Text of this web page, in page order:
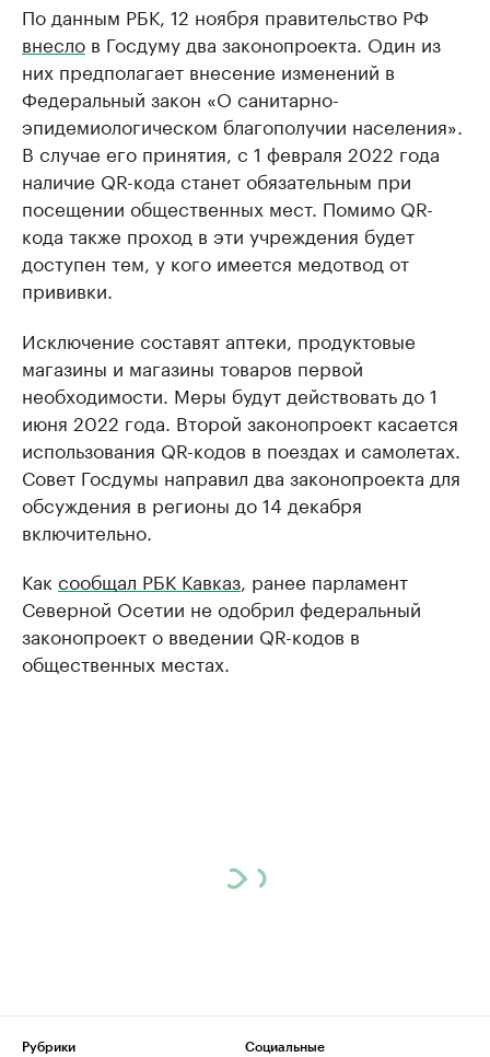
По данным РБК, 12 ноября правительство РФ
внесло в Госдуму два законопроекта. Один из
них предполагает внесение изменений в
Федеральный закон «О санитарно-
эпидемиологическом благополучии населения».
В случае его принятия, с 1 февраля 2022 года
наличие QR-кода станет обязательным при
посещении общественных мест. Помимо QR-
кода также проход в эти учреждения будет
доступен тем, у кого имеется медотвод от
прививки.
Исключение составят аптеки, продуктовые
магазины и магазины товаров первой
необходимости. Меры будут действовать до 1
июня 2022 года. Второй законопроект касается
использования QR-кодов в поездах и самолетах.
Совет Госдумы направил два законопроекта для
обсуждения в регионы до 14 декабря
включительно.
Как сообщал РБК Кавказ, ранее парламент
Северной Осетии не одобрил федеральный
законопроект о введении QR-кодов в
общественных местах.
Рубрики
Социальные